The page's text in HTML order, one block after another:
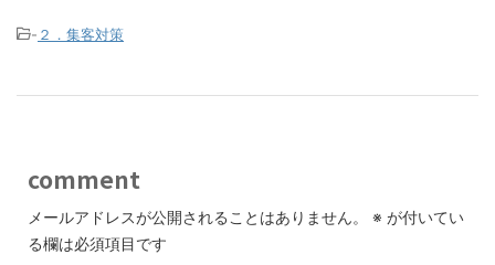
- ２．集客対策
comment
メールアドレスが公開されることはありません。 ※ が付いてい
る欄は必須項目です